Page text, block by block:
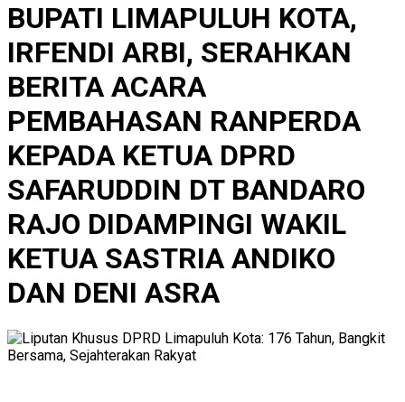
BUPATI LIMAPULUH KOTA,
IRFENDI ARBI, SERAHKAN
BERITA ACARA
PEMBAHASAN RANPERDA
KEPADA KETUA DPRD
SAFARUDDIN DT BANDARO
RAJO DIDAMPINGI WAKIL
KETUA SASTRIA ANDIKO
DAN DENI ASRA